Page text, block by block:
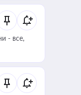
- все,